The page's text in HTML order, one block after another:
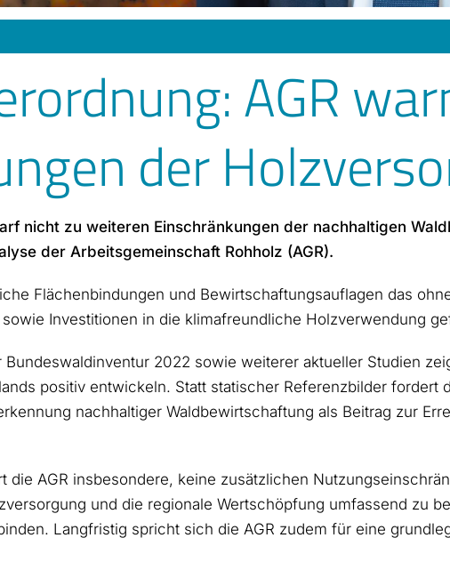
AGR
der
nicht zu weiteren Einschränkungen der nachhaltigen
der Arbeitsgemeinschaft Rohholz (AGR).
Flächenbindungen und Bewirtschaftungsauflagen das
Investitionen in die klimafreundliche Holzverwendung
2022 sowie weiterer aktueller Studien
positiv entwickeln. Statt statischer Referenzbilder fordert
nachhaltiger Waldbewirtschaftung als Beitrag zur
AGR insbesondere, keine zusätzlichen
und die regionale Wertschöpfung umfassend zu
Langfristig spricht sich die AGR zudem für eine